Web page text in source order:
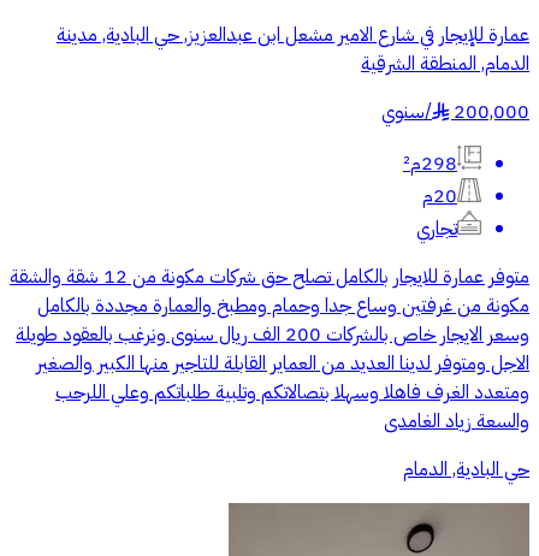
عمارة للإيجار في شارع الامير مشعل ابن عبدالعزيز, حي البادية, مدينة
الدمام, المنطقة الشرقية
200,000
§
/سنوي
298م²
20م
تجاري
متوفر عمارة للايجار بالكامل تصلح حق شركات مكونة من 12 شقة والشقة
مكونة من غرفتين وساع جدا وحمام ومطبخ والعمارة مجددة بالكامل
وسعر الايجار خاص بالشركات 200 الف ريال سنوى ونرغب بالعقود طويلة
الاجل ومتوفر لدينا العديد من العماير القابلة للتاجير منها الكبير والصغير
ومتعدد الغرف فاهلا وسهلا بتصالاتكم وتلبية طلباتكم وعلي اللرحب
والسعة زياد الغامدى
حي البادية, الدمام